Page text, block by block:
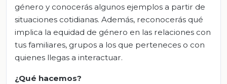
género y conocerás algunos ejemplos a partir de
situaciones cotidianas. Además, reconocerás qué
implica la equidad de género en las relaciones con
tus familiares, grupos a los que perteneces o con
quienes llegas a interactuar.
¿Qué hacemos?